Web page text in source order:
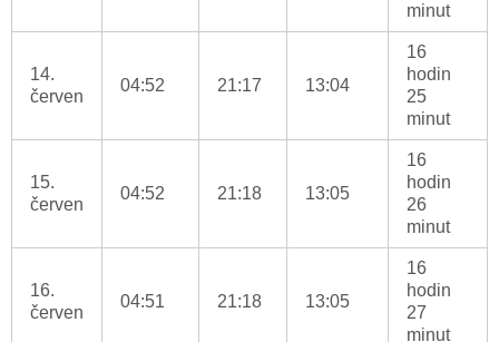
minut
14.
červen
04:52 21:17 13:04
16
hodin
25
minut
15.
červen
04:52 21:18 13:05
16
hodin
26
minut
16.
červen
04:51 21:18 13:05
16
hodin
27
minut